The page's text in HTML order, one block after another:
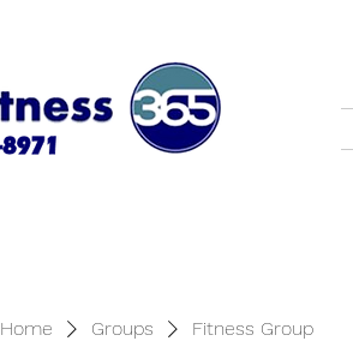
Home Groups Fitness Group